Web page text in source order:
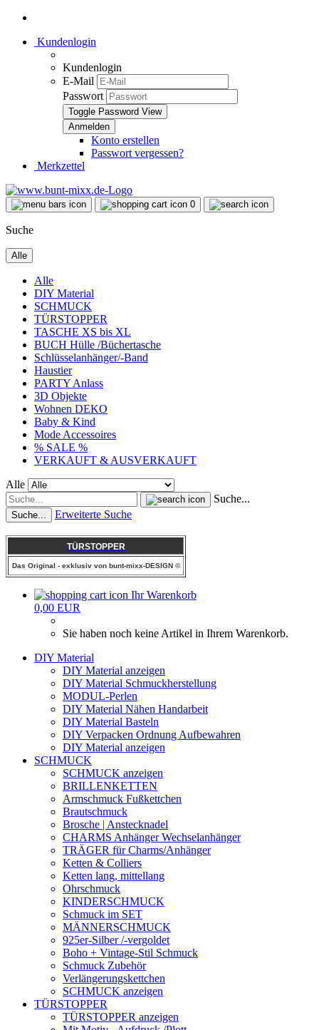
Kundenlogin
Kundenlogin
E-Mail
Passwort
Toggle Password View
Konto erstellen
Passwort vergessen?
Merkzettel
0
Suche
Alle
Alle
DIY Material
SCHMUCK
TÜRSTOPPER
TASCHE XS bis XL
BUCH Hülle /Büchertasche
Schlüsselanhänger/-Band
Haustier
PARTY Anlass
3D Objekte
Wohnen DEKO
Baby & Kind
Mode Accessoires
% SALE %
VERKAUFT & AUSVERKAUFT
Alle
Suche...
Suche... Erweiterte Suche
TÜRSTOPPER
Das Original - exklusiv von bunt-mixx-DESIGN ©
Ihr Warenkorb
0,00 EUR
Sie haben noch keine Artikel in Ihrem Warenkorb.
DIY Material
DIY Material anzeigen
DIY Material Schmuckherstellung
MODUL-Perlen
DIY Material Nähen Handarbeit
DIY Material Basteln
DIY Verpacken Ordnung Aufbewahren
DIY Material anzeigen
SCHMUCK
SCHMUCK anzeigen
BRILLENKETTEN
Armschmuck Fußkettchen
Brautschmuck
Brosche | Anstecknadel
CHARMS Anhänger Wechselanhänger
TRÄGER für Charms/Anhänger
Ketten & Colliers
Ketten lang, mittellang
Ohrschmuck
KINDERSCHMUCK
Schmuck im SET
MÄNNERSCHMUCK
925er-Silber /-vergoldet
Boho + Vintage-Stil Schmuck
Schmuck Zubehör
Verlängerungskettchen
SCHMUCK anzeigen
TÜRSTOPPER
TÜRSTOPPER anzeigen